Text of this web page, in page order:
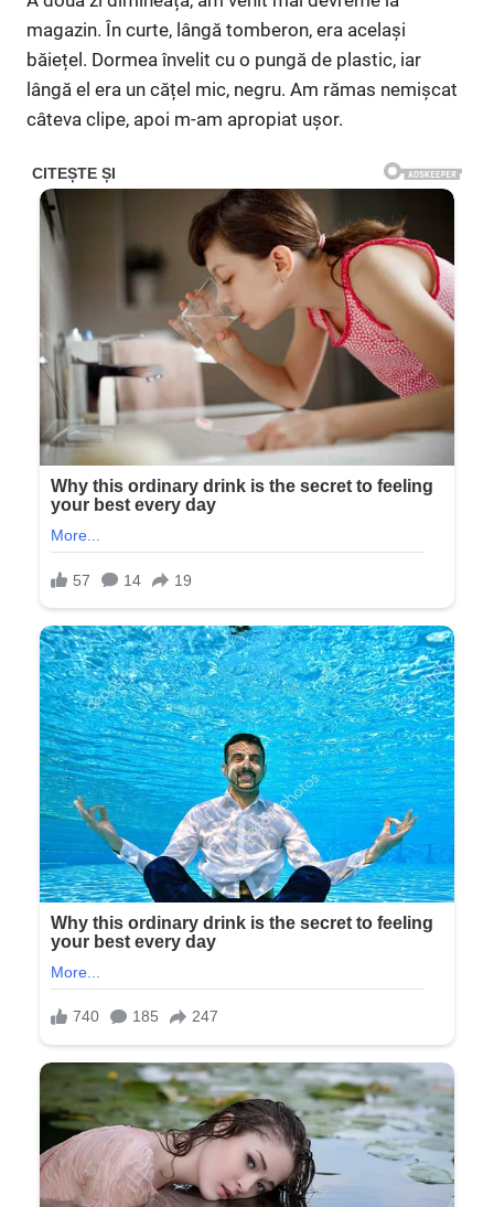
magazin. În curte, lângă tomberon, era același
băiețel. Dormea învelit cu o pungă de plastic, iar
lângă el era un cățel mic, negru. Am rămas nemișcat
câteva clipe, apoi m-am apropiat ușor.